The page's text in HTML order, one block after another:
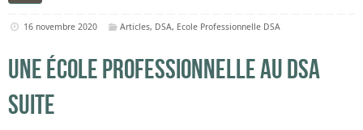
16 novembre 2020 Articles, DSA, Ecole Professionnelle DSA
Une école professionnelle au DSA
Suite